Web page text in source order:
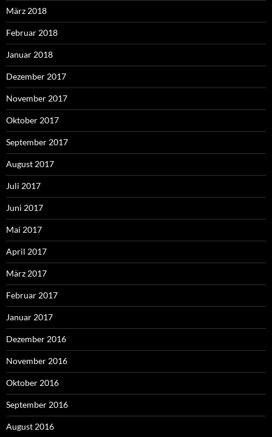
März 2018
Februar 2018
Januar 2018
Dezember 2017
November 2017
Oktober 2017
September 2017
August 2017
Juli 2017
Juni 2017
Mai 2017
April 2017
März 2017
Februar 2017
Januar 2017
Dezember 2016
November 2016
Oktober 2016
September 2016
August 2016